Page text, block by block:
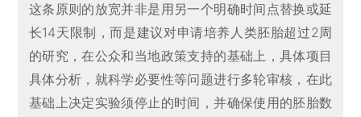
这条原则的放宽并非是用另一个明确时间点替换或延
长14天限制，而是建议对申请培养人类胚胎超过2周
的研究，在公众和当地政策支持的基础上，具体项目
具体分析，就科学必要性等问题进行多轮审核，在此
基础上决定实验须停止的时间，并确保使用的胚胎数